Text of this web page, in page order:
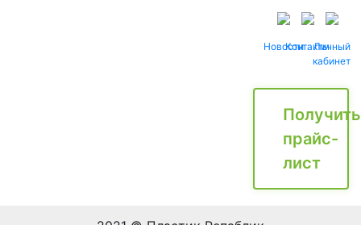
НовостиКонтактыЛичный
кабинет
Получить
прайс-
лист